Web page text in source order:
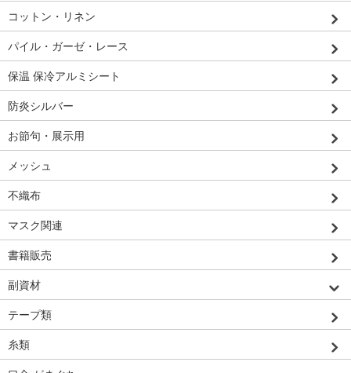
コットン・リネン
パイル・ガーゼ・レース
保温 保冷アルミシート
防炎シルバー
お節句・展示用
メッシュ
不織布
マスク関連
書籍販売
副資材
テープ類
糸類